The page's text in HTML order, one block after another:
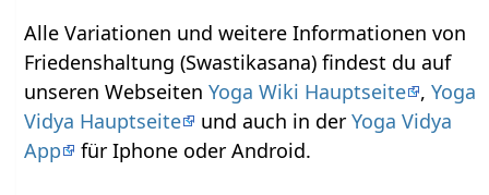
Alle Variationen und weitere Informationen von
Friedenshaltung (Swastikasana) findest du auf
unseren WebseitenYoga Wiki Hauptseite ,Yoga
Vidya Hauptseite
und auch in derYoga Vidya
App
für Iphone oder Android.